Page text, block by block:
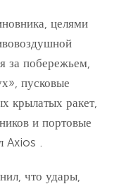
целями
за побережьем,
пусковые
крылатых ракет,
и портовые
.
что удары,